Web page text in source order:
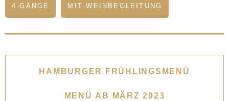
4 GÄNGE MIT WEINBEGLEITUNG
HAMBURGER FRÜHLINGSMENÜ
MENÜ AB MÄRZ 2023